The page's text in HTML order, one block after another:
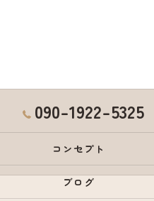
090-1922-5325
コンセプト
ブログ